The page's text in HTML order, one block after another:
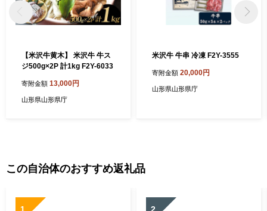
【米沢牛黄木】 米沢牛 牛ス
ジ500g×2P 計1kg F2Y-6033
寄附金額 13,000円
山形県山形県庁
米沢牛 牛串 冷凍 F2Y-3555
寄附金額 20,000円
山形県山形県庁
この自治体のおすすめ返礼品